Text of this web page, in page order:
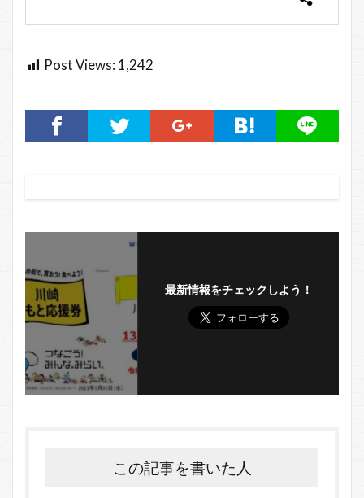
Post Views: 1,242
最新情報をチェックしよう！
この記事を書いた人